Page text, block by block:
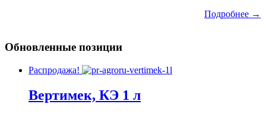
Подробнее →
Обновленные позиции
Распродажа!
Вертимек, КЭ 1 л